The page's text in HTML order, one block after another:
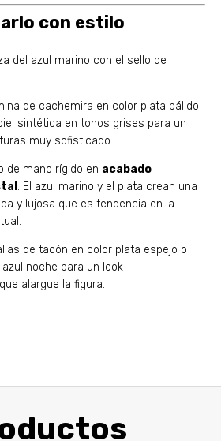
con estilo
del azul marino con el sello de
de cachemira en color plata pálido
sintética en tonos grises para un
muy sofisticado.
de mano rígido en acabado
. El azul marino y el plata crean una
y lujosa que es tendencia en la
de tacón en color plata espejo o
noche para un look
alargue la figura.